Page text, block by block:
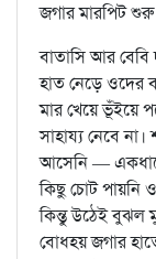
জগার মারপিট শুরু
বাতাসি আর বেবি
হাত নেড়ে ওদের
মার খেয়ে ভূঁইয়ে
সাহায্য নেবে
আসেনি —
কিছু চোট পায়নি
কিন্তু উঠেই বুঝল
বোধহয় জগার